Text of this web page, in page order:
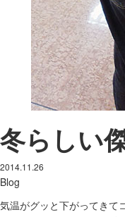
冬らしい
2014.11.26
Blog
気温がグッと下がってき